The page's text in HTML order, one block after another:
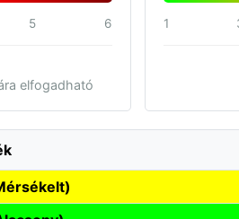
5 6
elfogadható
1